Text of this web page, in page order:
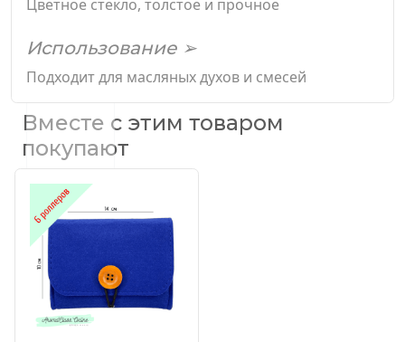
Цветное стекло, толстое и прочное
Использование ➢
Подходит для масляных духов и смесей
Вместе с этим товаром
покупают